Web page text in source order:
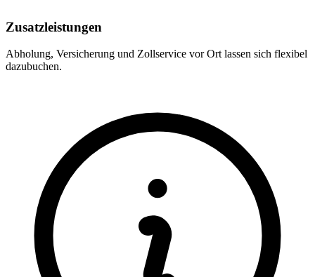
Zusatzleistungen
Abholung, Versicherung und Zollservice vor Ort lassen sich flexibel
dazubuchen.